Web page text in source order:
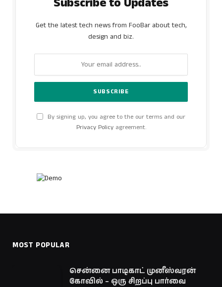
Get the latest tech news from FooBar about tech,
design and biz.
By signing up, you agree to the our terms and our
Privacy Policyagreement.
MOST POPULAR
சென்னை பாடிகாட் முனீஸ்வரன்
கோவில் – ஒரு சிறப்பு பார்வை